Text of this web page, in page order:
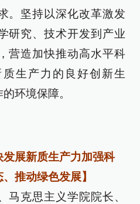
。坚持以深化改革激发
研究、技术开发到产业
营造加快推动高水平科
生产力的良好创新生
环境保障。
展新质生产力加强科
推动绿色发展】
马克思主义学院院长、